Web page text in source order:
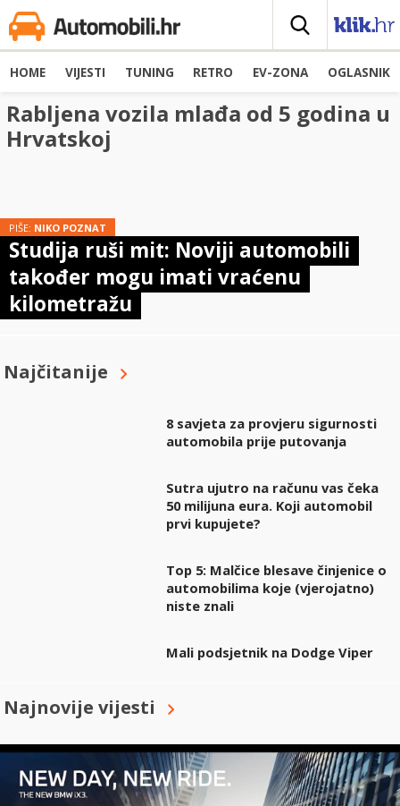
HOME VIJESTI TUNING RETRO EV-ZONA OGLASNIK
Rabljena vozila mlađa od 5 godina u
Hrvatskoj
PIŠE: NIKO POZNAT
Studija ruši mit: Noviji automobili
također mogu imati vraćenu
kilometražu
Najčitanije
8 savjeta za provjeru sigurnosti
automobila prije putovanja
Sutra ujutro na računu vas čeka
50 milijuna eura. Koji automobil
prvi kupujete?
Top 5: Malčice blesave činjenice o
automobilima koje (vjerojatno)
niste znali
Mali podsjetnik na Dodge Viper
Najnovije vijesti